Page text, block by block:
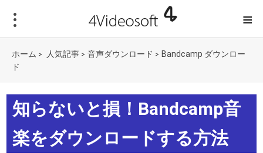
≡
ホーム > 人気記事 > 音声ダウンロード > Bandcamp ダウンロー
ド
知らないと損！Bandcamp音
楽をダウンロードする方法